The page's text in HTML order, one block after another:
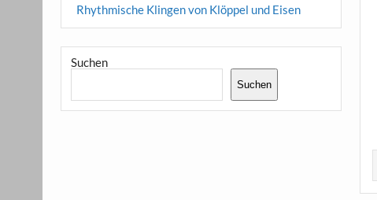
Rhythmische Klingen von Klöppel und Eisen
Suchen
Suchen